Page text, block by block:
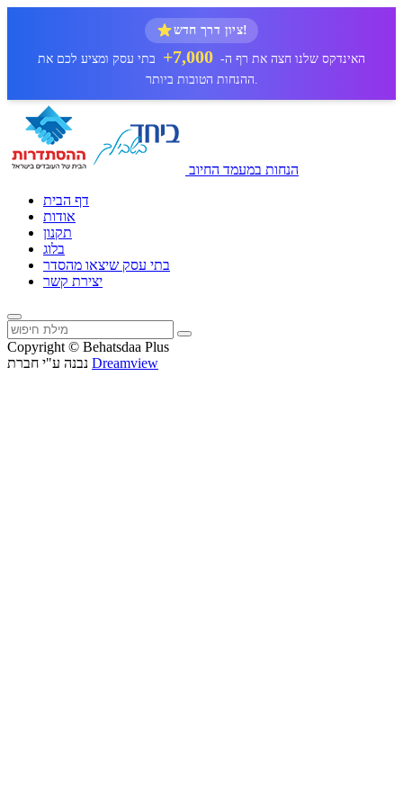
ציון דרך חדש!
האינדקס שלנו חצה את רף ה- 7,000+
בתי עסק ומציע לכם את
ההנחות הטובות ביותר.
הנחות במעמד החיוב
דף הבית
אודות
תקנון
בלוג
בתי עסק שיצאו מהסדר
יצירת קשר
Copyright © Behatsdaa Plus
Dreamview